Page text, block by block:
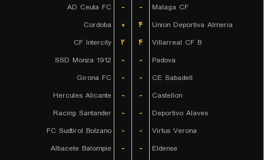
AD Ceuta FC
- -
Malaga CF
Cordoba
۰ ۴
Union Deportiva Almeria
CF Intercity
۲ ۴
Villarreal CF B
SSD Monza 1912
- -
Padova
Girona FC
- -
CE Sabadell
Hercules Alicante
- -
Castellon
Racing Santander
- -
Deportivo Alaves
FC Sudtirol Bolzano
- -
Virtus Verona
Albacete Balompie
- -
Eldense